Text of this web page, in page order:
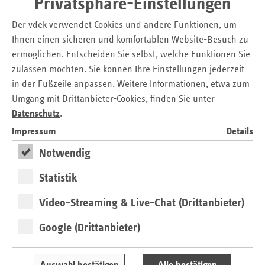
Privatsphäre-Einstellungen
Der vdek verwendet Cookies und andere Funktionen, um
Ihnen einen sicheren und komfortablen Website-Besuch zu
ermöglichen. Entscheiden Sie selbst, welche Funktionen Sie
zulassen möchten. Sie können Ihre Einstellungen jederzeit
in der Fußzeile anpassen. Weitere Informationen, etwa zum
Umgang mit Drittanbieter-Cookies, finden Sie unter
Datenschutz.
Impressum
Details
Notwendig
Statistik
Video-Streaming & Live-Chat (Drittanbieter)
Google (Drittanbieter)
16.000 ambulanten Pflegediensten und 15.000 stationären
Prüfergebnisse auch über die Qualität. Darüber hinaus gibt
die Webseite Auskunft über Angebote zur Unterstützung im
Alltag, etwa zu Betreuungsangeboten und Hilfe im
Haushalt. Der vdek-Pflegelotse ist unabhängig, werbe- und
kostenfrei. Zudem bietet er Userinnen und Usern jetzt auch
Auskunft in leichter Sprache und Gebärdensprache.
Eines der größten Suchportale für
Pflegeeinrichtungen
Martin Schneider, Leiter der vdek-Landesvertretung
Rheinland-Pfalz zeigte sich erfreut über die Auszeichnung:
„Der sechste Online-Award in Folge für den vdek-
Pflegelotsen zeigt, dass die Menschen auf unserem
Internetportal genau die Informationen finden, die sie bei